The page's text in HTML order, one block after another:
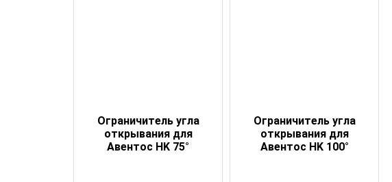
Ограничитель угла
открывания для
Авентос HK 75°
Ограничитель угла
открывания для
Авентос HK 100°